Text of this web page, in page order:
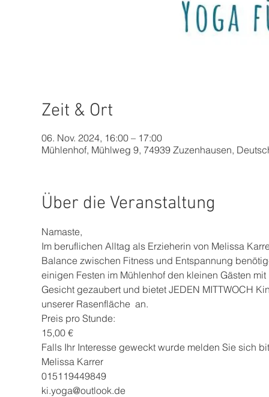
Zeit & Ort
06. Nov. 2024, 16:00 – 17:00
Mühlenhof, Mühlweg 9, 74939 Zuzenhausen,
Über die Veranstaltung
Namaste,
Im beruflichen Alltag als Erzieherin von Melissa
Balance zwischen Fitness und Entspannung
einigen Festen im Mühlenhof den kleinen Gästen
Gesicht gezaubert und bietet JEDEN MITTWOCH
unserer Rasenfläche  an.
Preis pro Stunde:
15,00 €
Falls Ihr Interesse geweckt wurde melden Sie sich
Melissa Karrer
015119449849
ki.yoga@outlook.de